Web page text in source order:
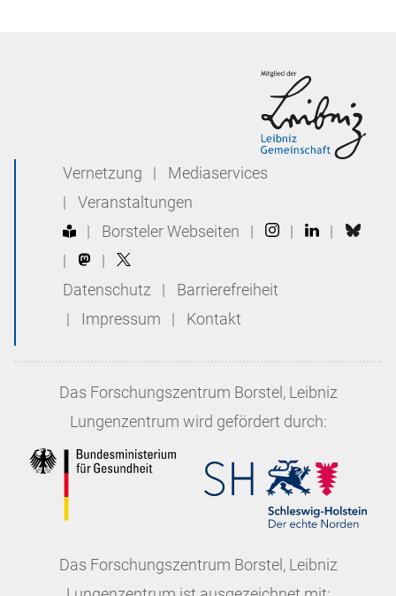
Vernetzung |
Mediaservices
|
Veranstaltungen
|
Borsteler Webseiten | |
|
|
|
Datenschutz |
Barrierefreiheit
|
Impressum | Kontakt
Das Forschungszentrum Borstel, Leibniz
Lungenzentrum wird gefördert durch:
Das Forschungszentrum Borstel, Leibniz